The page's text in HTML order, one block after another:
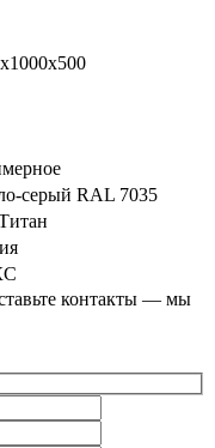
серый RAL 7035
контакты — мы